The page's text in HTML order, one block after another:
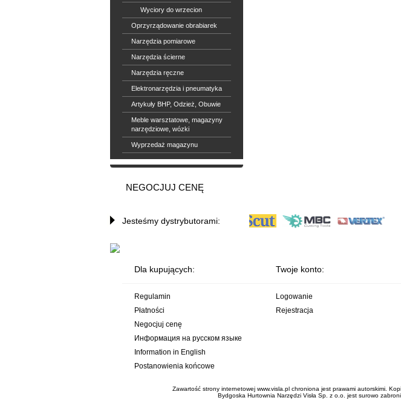
Wyciory do wrzecion
Oprzyrządowanie obrabiarek
Narzędzia pomiarowe
Narzędzia ścierne
Narzędzia ręczne
Elektronarzędzia i pneumatyka
Artykuły BHP, Odzież, Obuwie
Meble warsztatowe, magazyny
narzędziowe, wózki
Wyprzedaż magazynu
NEGOCJUJ CENĘ
Jesteśmy dystrybutorami:
Dla kupujących:
Regulamin
Płatności
Negocjuj cenę
Информация на русском языке
Information in English
Postanowienia końcowe
Twoje konto:
Logowanie
Rejestracja
Zawartość strony internetowej www.visla.pl chroniona jest prawami autorskimi.
Bydgoska Hurtownia Narzędzi Visła Sp. z o.o. jest surowo